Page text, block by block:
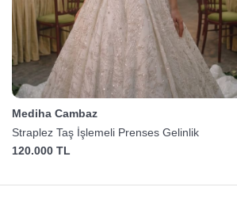
Mediha Cambaz
Straplez Taş İşlemeli Prenses Gelinlik
120.000 TL